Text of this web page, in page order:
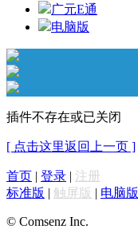
广元E通
电脑版
插件不存在或已关闭
[ 点击这里返回上一页 ]
首页 | 登录 | 注册
标准版 | 触屏版 | 电脑版
© Comsenz Inc.